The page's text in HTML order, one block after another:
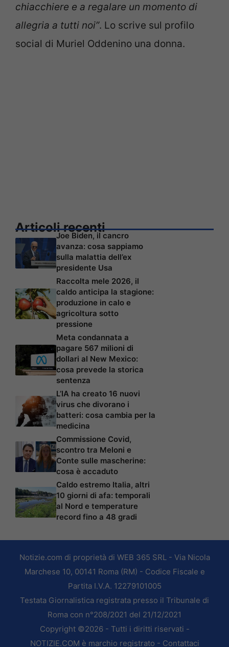
chiacchiere e a regalare un momento di
allegria a tutti noi”. Lo scrive sul profilo
social di Muriel Oddenino una donna.
Articoli recenti
Joe Biden, il cancro
avanza: cosa sappiamo
sulla malattia dell’ex
presidente Usa
Raccolta mele 2026, il
caldo anticipa la stagione:
produzione in calo e
agricoltura sotto
pressione
Meta condannata a
pagare 567 milioni di
dollari al New Mexico:
cosa prevede la storica
sentenza
L’IA ha creato 16 nuovi
virus che divorano i
batteri: cosa cambia per la
medicina
Commissione Covid,
scontro tra Meloni e
Conte sulle mascherine:
cosa è accaduto
Caldo estremo Italia, altri
10 giorni di afa: temporali
al Nord e temperature
record fino a 48 gradi
Notizie.com di proprietà di WEB 365 SRL - Via Nicola
Marchese 10, 00141 Roma (RM) - Codice Fiscale e
Partita I.V.A. 12279101005
Testata Giornalistica registrata presso il Tribunale di
Roma con n°208/2021 del 21/12/2021
Copyright ©2026 - Tutti i diritti riservati -
NOTIZIE.COM è marchio registrato - Contattaci